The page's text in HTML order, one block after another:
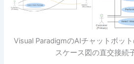
Visual ParadigmのAIチャットボッ
スケース図の直交接続